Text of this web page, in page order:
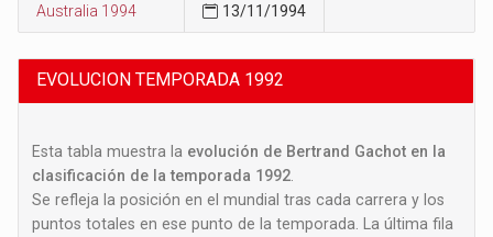
Australia 1994 13/11/1994
EVOLUCION TEMPORADA 1992
Esta tabla muestra la evolución de Bertrand Gachot en la
clasificación de la temporada 1992
Se refleja la posición en el mundial tras cada carrera y los
puntos totales en ese punto de la temporada. La última fila